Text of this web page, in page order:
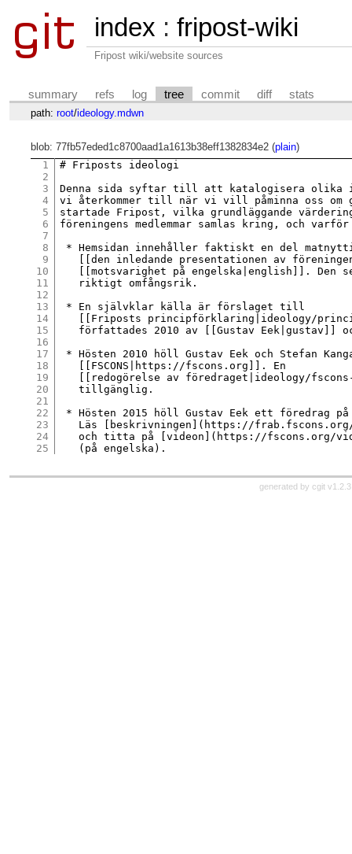
index : fripost-wiki
Fripost wiki/website sources
summary refs log tree commit diff stats
path: root/ideology.mdwn
blob: 77fb57eded1c8700aad1a1613b38eff1382834e2 (plain)
1
2
3
4
5
6
7
8
9
10
11
12
13
14
15
16
17
18
19
20
21
22
23
24
25
# Friposts ideologi
Denna sida syftar till att katalogisera olika
vi återkommer till när vi vill påminna oss
startade Fripost, vilka grundläggande
föreningens medlemmar samlas kring, och
* Hemsidan innehåller faktiskt en del
[[den inledande presentationen av
[[motsvarighet på engelska|english]]. Den
   riktigt omfångsrik.
* En självklar källa är förslaget till
[[Friposts principförklaring|ideology/
författades 2010 av [[Gustav Eek|gustav]]
* Hösten 2010 höll Gustav Eek och Stefan
   [[FSCONS|https://fscons.org]]. En
[[redogörelse av föredraget|ideology/
   tillgänglig.
* Hösten 2015 höll Gustav Eek ett föredrag
Läs [beskrivningen](https://
och titta på [videon](https://fscons.org/
generated by cgit v1.2.3